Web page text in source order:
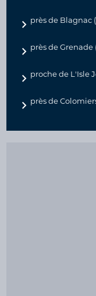
près de Blagnac
près de Grenade
proche de L'Isle
près de